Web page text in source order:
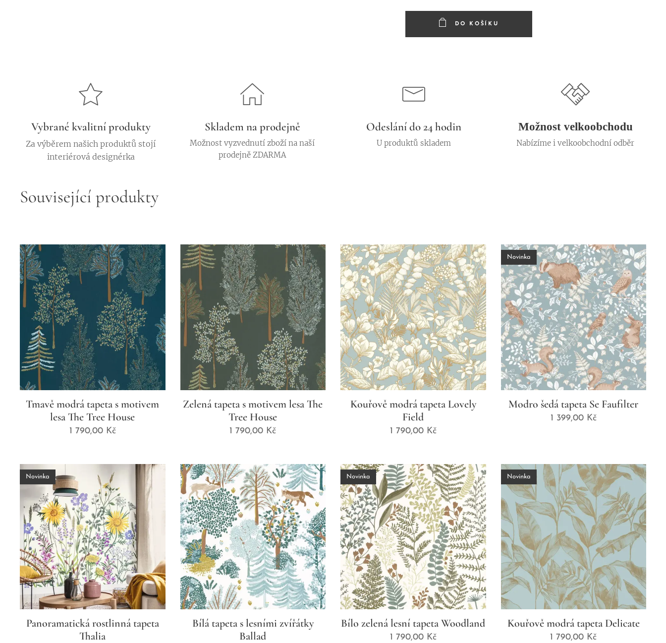
DO KOŠÍKU
Vybrané kvalitní produkty
Za výběrem našich produktů stojí
interiérová designérka
Skladem na prodejně
Možnost vyzvednutí zboží na naší
prodejně ZDARMA
Odeslání do 24 hodin
U produktů skladem
Možnost velkoobchodu
Nabízíme i velkoobchodní odběr
Související produkty
Tmavě modrá tapeta s motivem
lesa The Tree House
1 790,00Kč
Zelená tapeta s motivem lesa The
Tree House
1 790,00 Kč
Kouřově modrá tapeta Lovely
Field
1 790,00Kč
Modro šedá tapeta Se Faufilter
Novinka
1 399,00Kč
Panoramatická rostlinná tapeta
Thalia
Novinka
Bílá tapeta s lesními zvířátky
Ballad
Bílo zelená lesní tapeta Woodland
Novinka
1 790,00Kč
Kouřově modrá tapeta Delicate
Novinka
1 790,00 Kč